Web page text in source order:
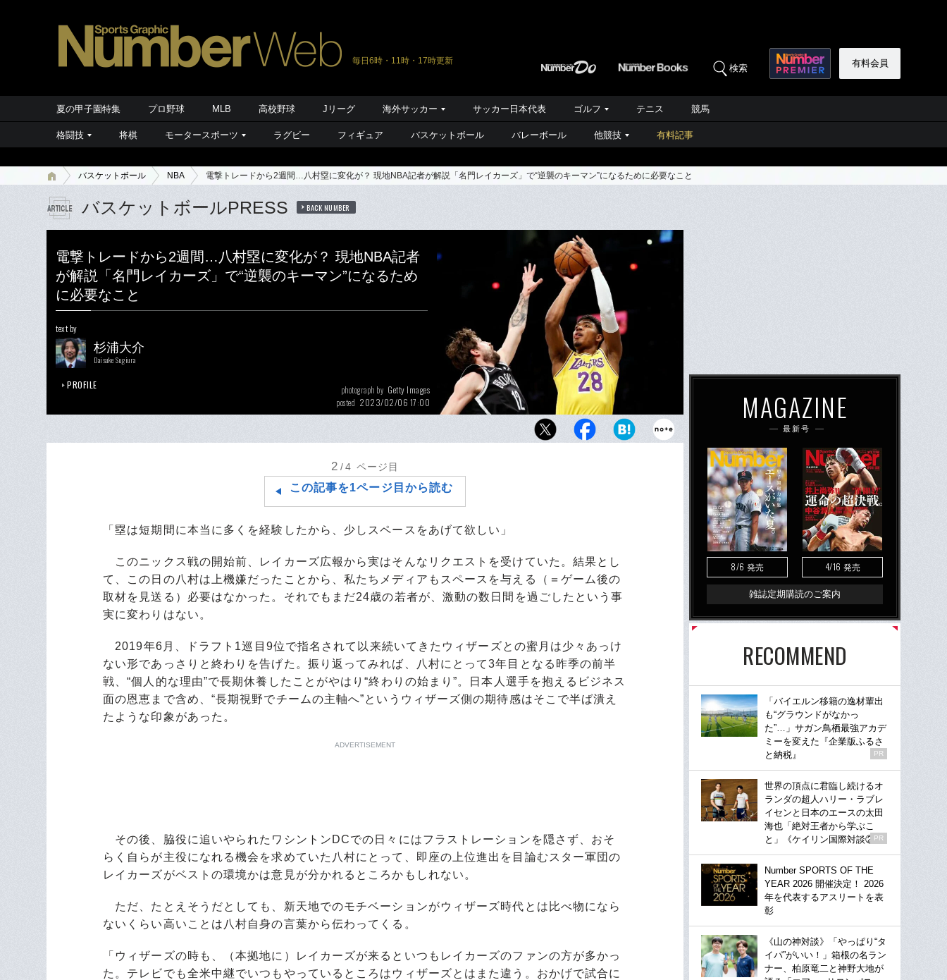
毎日6時・11時・17時更新
検索 有料会員
夏の甲子園特集 プロ野球 MLB 高校野球 Jリーグ 海外サッカー サッカー日本代表 ゴルフ テニス 競馬
格闘技 将棋 モータースポーツ ラグビー フィギュア バスケットボール バレーボール 他競技 有料記事
バスケットボール NBA 電撃トレードから2週間…八村塁に変化が？ 現地NBA記者が解説「名門レイカーズ」で“逆襲のキーマン”になるために必要なこと
バスケットボールPRESS BACK NUMBER
電撃トレードから2週間…八村塁に変化が？ 現地NBA記者
が解説「名門レイカーズ」で“逆襲のキーマン”になるため
に必要なこと
text by
杉浦大介
Daisuke Sugiura
PROFILE photograph by Getty Images
posted 2023/02/06 17:00
電撃トレードでNBA名門レイカーズに加入した八村塁。新
2 /4 ページ目
この記事を1ページ目から読む
「塁は短期間に本当に多くを経験したから、少しスペースをあげて欲しい」
このニックス戦の開始前、レイカーズ広報から実はそんなリクエストを受けていた。結果とし
て、この日の八村は上機嫌だったことから、私たちメディアもスペースを与える（＝ゲーム後の
取材を見送る）必要はなかった。それでもまだ24歳の若者が、激動の数日間を過ごしたという事
実に変わりはない。
2019年6月、ドラフト1巡目9位で指名されて以来続いてきたウィザーズとの蜜月は少々あっけ
ない形であっさりと終わりを告げた。振り返ってみれば、八村にとって3年目となる昨季の前半
戦、“個人的な理由”で長期休養したことがやはり“終わりの始まり”。日本人選手を抱えるビジネス
面の恩恵まで含め、“長期視野でチームの主軸へ”というウィザーズ側の期待感はそこで半ば潰え
たような印象があった。
ADVERTISEMENT
その後、脇役に追いやられたワシントンDCでの日々にはフラストレーションを隠さず、おそ
らく自らが主役になれる機会を求めていた八村にとって、即座の上位進出を目論むスター軍団の
レイカーズがベストの環境かは意見が分かれるところかもしれない。
ただ、たとえそうだとしても、新天地でのモチベーションがウィザーズ時代とは比べ物になら
ないくらい高いことは八村自身の言葉から伝わってくる。
「ウィザーズの時も、（本拠地に）レイカーズが来るといつもレイカーズのファンの方が多かっ
た。テレビでも全米中継でいつもやっているところはウィザーズとはまた違う。おかげで試合に
MAGAZINE
最新号
8/6 発売 4/16 発売
雑誌定期購読のご案内
RECOMMEND
「バイエルン移籍の逸材輩出
も“グラウンドがなかっ
た”…」サガン鳥栖最強アカデ
ミーを変えた『企業版ふるさ
と納税』
PR
世界の頂点に君臨し続けるオ
ランダの超人ハリー・ラブレ
イセンと日本のエースの太田
海也「絶対王者から学ぶこ
と」《ケイリン国際対談②》
PR
Number SPORTS OF THE
YEAR 2026 開催決定！ 2026
年を代表するアスリートを表
彰
《山の神対談》「やっぱり“タ
イパ”がいい！」箱根の名ラン
ナー、柏原竜二と神野大地が